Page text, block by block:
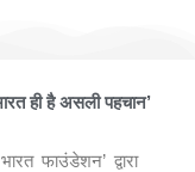
ही है असली पहचान’
फाउंडेशन’ द्वारा